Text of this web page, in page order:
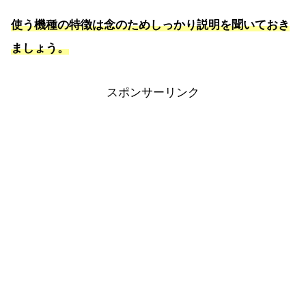
使う機種の特徴は念のためしっかり説明を聞いておき
ましょう。
スポンサーリンク